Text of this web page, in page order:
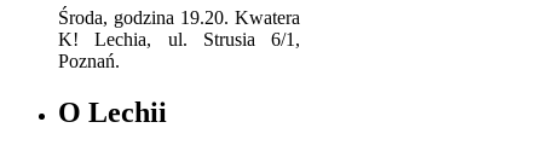
Środa, godzina 19.20. Kwatera
K! Lechia, ul. Strusia 6/1,
Poznań.
O Lechii